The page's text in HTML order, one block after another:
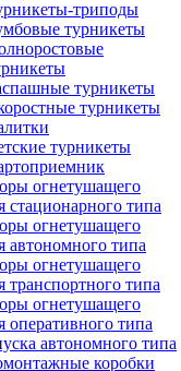
триподы
турникеты
турникеты
турникеты
турникеты
огнетушащего
стационарного типа
огнетушащего
автономного типа
огнетушащего
транспортного типа
огнетушащего
оперативного типа
автономного типа
коробки